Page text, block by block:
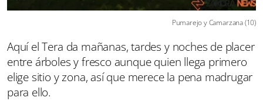
Pumarejo y Camarzana (10)
Aquí el Tera da mañanas, tardes y noches de placer
entre árboles y fresco aunque quien llega primero
elige sitio y zona, así que merece la pena madrugar
para ello.